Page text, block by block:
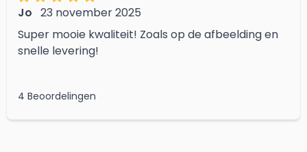
Jo 23 november 2025
Super mooie kwaliteit! Zoals op de afbeelding en
snelle levering!
4 Beoordelingen